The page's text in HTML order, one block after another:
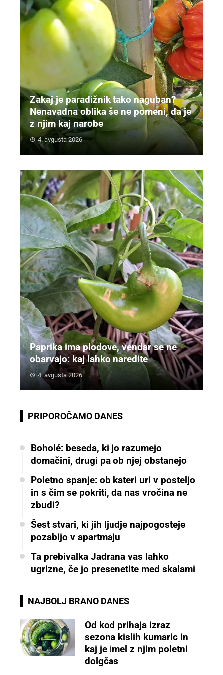
Zakaj je paradižnik tako naguban?
Nenavadna oblika še ne pomeni, da je
z njim kaj narobe
4. avgusta 2026
Paprika ima plodove, vendar se ne
obarvajo: kaj lahko naredite
4. avgusta 2026
PRIPOROČAMO DANES
Boholé: beseda, ki jo razumejo
domačini, drugi pa ob njej obstanejo
Poletno spanje: ob kateri uri v posteljo
in s čim se pokriti, da nas vročina ne
zbudi?
Šest stvari, ki jih ljudje najpogosteje
pozabijo v apartmaju
Ta prebivalka Jadrana vas lahko
ugrizne, če jo presenetite med skalami
NAJBOLJ BRANO DANES
Od kod prihaja izraz
sezona kislih kumaric in
kaj je imel z njim poletni
dolgčas